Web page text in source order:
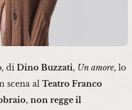
di Dino Buzzati, Un amore, lo
scena al Teatro Franco
, non regge il